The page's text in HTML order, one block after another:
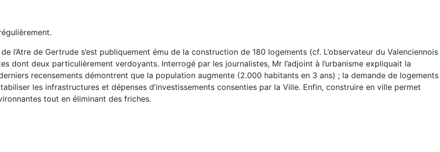
l’Atre de Gertrude s’est publiquement ému de la construction de 180 logements (cf. L’observateur du Valenciennois
dont deux particulièrement verdoyants. Interrogé par les journalistes, Mr l’adjoint à l’urbanisme expliquait la
recensements démontrent que la population augmente (2.000 habitants en 3 ans) ; la demande de logements
les infrastructures et dépenses d’investissements consenties par la Ville. Enfin, construire en ville permet
tout en éliminant des friches.